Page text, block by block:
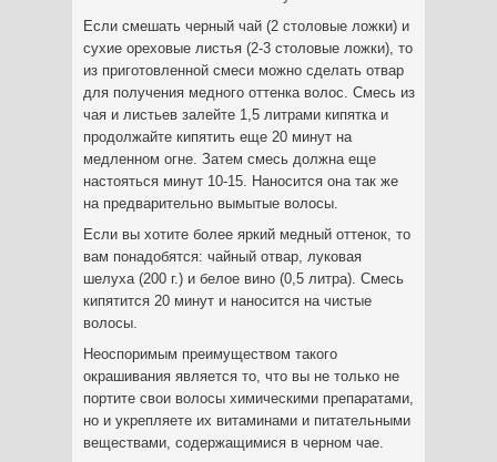
Если смешать черный чай (2 столовые ложки) и
сухие ореховые листья (2-3 столовые ложки), то
из приготовленной смеси можно сделать отвар
для получения медного оттенка волос. Смесь из
чая и листьев залейте 1,5 литрами кипятка и
продолжайте кипятить еще 20 минут на
медленном огне. Затем смесь должна еще
настояться минут 10-15. Наносится она так же
на предварительно вымытые волосы.
Если вы хотите более яркий медный оттенок, то
вам понадобятся: чайный отвар, луковая
шелуха (200 г.) и белое вино (0,5 литра). Смесь
кипятится 20 минут и наносится на чистые
волосы.
Неоспоримым преимуществом такого
окрашивания является то, что вы не только не
портите свои волосы химическими препаратами,
но и укрепляете их витаминами и питательными
веществами, содержащимися в черном чае.